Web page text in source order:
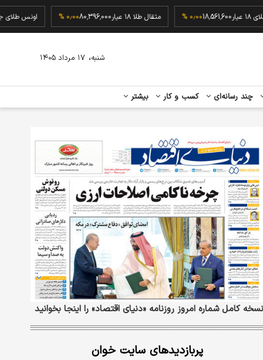
گرم طلای ۱۸ عیار 18,561,600۰٫۰۰ % مثقال طلا ۱۸ عیار 80,396,000۰٫۰۰ % اونس
چند رسانه‌ای کسب و کار بیشتر
شنبه، ۱۷ مرداد ۱۴۰۵
نسخه کامل شماره امروز روزنامه «دنیای‌ اقتصاد» را اینجا بخوانید
پربازدیدهای سایت خوان